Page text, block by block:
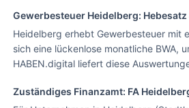
Gewerbesteuer Heidelberg: Hebesatz
Heidelberg erhebt Gewerbesteuer mit
sich eine lückenlose monatliche BWA,
HABEN.digital liefert diese
Zuständiges Finanzamt: FA